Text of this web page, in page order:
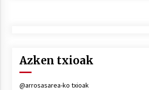
Arrosa sareko IX.
2021/10/13
Azken txioak
@arrosasarea-ko txioak